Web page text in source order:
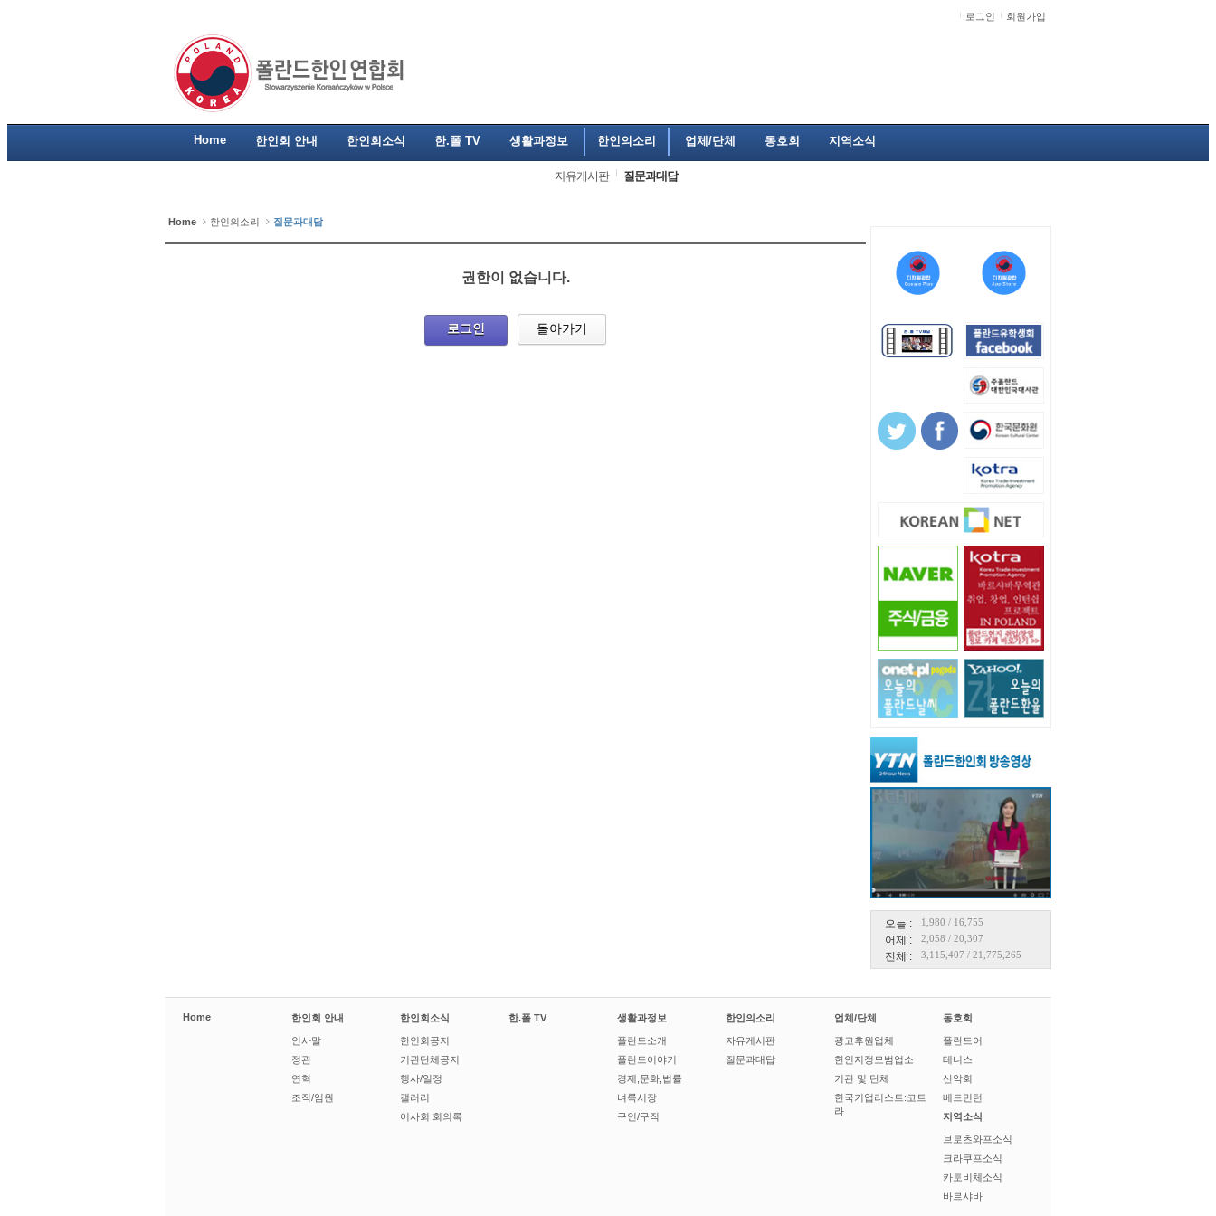
로그인 회원가입
Home 한인회 안내 한인회소식 한.폴 TV 생활과정보 한인의소리 업체/단체 동호회 지역소식
자유게시판 질문과대답
오늘 : 1,980 / 16,755
어제 : 2,058 / 20,307
전체 : 3,115,407 / 21,775,265
Home 한인의소리 질문과대답
권한이 없습니다.
로그인 돌아가기
Home 한인회 안내
인사말
정관
연혁
조직/임원
한인회소식
한인회공지
기관단체공지
행사/일정
갤러리
이사회 회의록
한.폴 TV 생활과정보
폴란드소개
폴란드이야기
경제,문화,법률
벼룩시장
구인/구직
한인의소리
자유게시판
질문과대답
업체/단체
광고후원업체
한인지정모범업소
기관 및 단체
한국기업리스트:코트
라
동호회
폴란드어
테니스
산악회
베드민턴
지역소식
브로츠와프소식
크라쿠프소식
카토비체소식
바르샤바